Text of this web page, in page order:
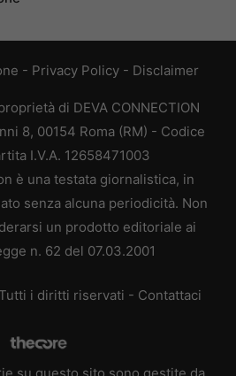
- Privacy Policy - Disclaimer
di DEVA CONNECTION
8, 00154 Roma (RM) - Codice
I.V.A. 12658471003
è una testata giornalistica, in
senza alcuna periodicità. Non
un prodotto editoriale ai
n. 62 del 07.03.2001
i diritti riservati - Contattaci